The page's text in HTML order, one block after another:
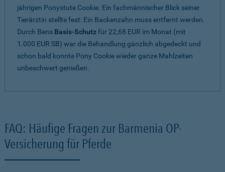
jährigen Ponystute Cookie. Ein fachmännischer Blick seiner
Tierärztin stellte fest: Ein Backenzahn muss entfernt werden.
Durch Bens Basis-Schutzfür 22,68 EUR im Monat (mit
1.000 EUR SB) war die Behandlung gänzlich abgedeckt und
schon bald konnte Pony Cookie wieder ganze Mahlzeiten
unbeschwert genießen.
FAQ: Häufige Fragen zur Barmenia OP-
Versicherung für Pferde